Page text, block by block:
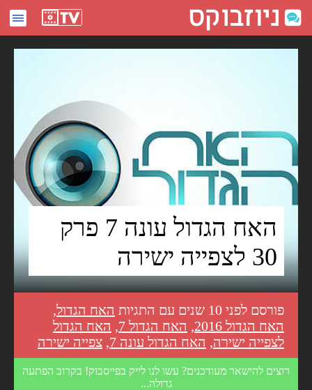
האח הגדול עונה 7 פרק 30 לצפייה ישירה - ניוזבוקס
האח הגדול עונה 7 פרק
30 לצפייה ישירה
פורסם לפני 10 שנים עם התגיות האח הגדול,
האח הגדול 2016
, האח הגדול 7 , האח הגדול
לצפייה ישירה, האח הגדול עונה 7 , צפייה ישירה
רוצים להישאר מעודכנים? עשו לנו לייק בפייסבוק! בקרוב הפתעה
גדולה...